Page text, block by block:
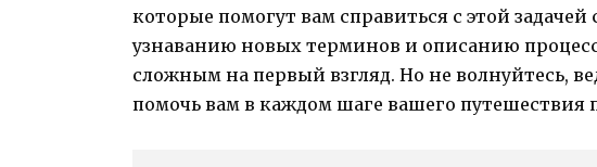
которые помогут вам справиться с этой задачей
узнаванию новых терминов и описанию
сложным на первый взгляд. Но не волнуйтесь,
помочь вам в каждом шаге вашего путешествия